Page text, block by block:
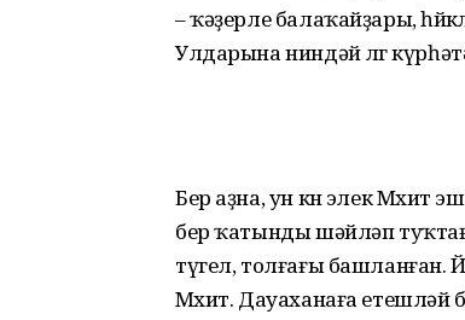
– ҡәҙерле балаҡайҙары,
Улдарына ниндәй өлгө
Бер аҙна, ун көн элек Мөхит
бер ҡатынды шәйләп
түгел, толғағы башланған.
Мөхит. Дауаханаға етешләй